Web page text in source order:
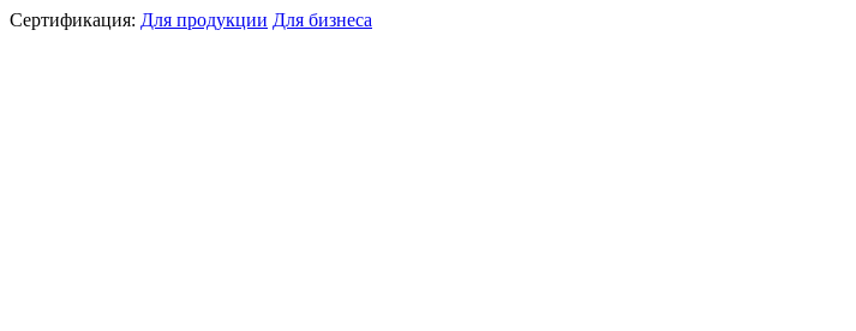
Сертификация: Для продукции Для бизнеса